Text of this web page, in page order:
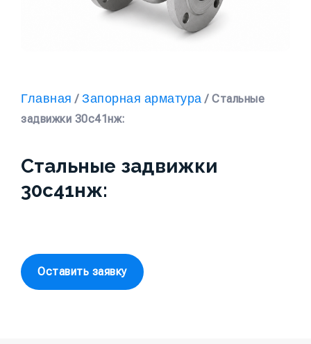
Главная / Запорная арматура / Стальные
задвижки 30с41нж:
Стальные задвижки
30с41нж:
Оставить заявку